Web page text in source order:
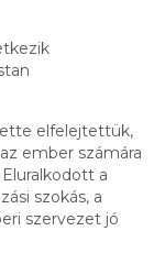
elfelejtettük,
ember számára
a
szokás, a
szervezet jó